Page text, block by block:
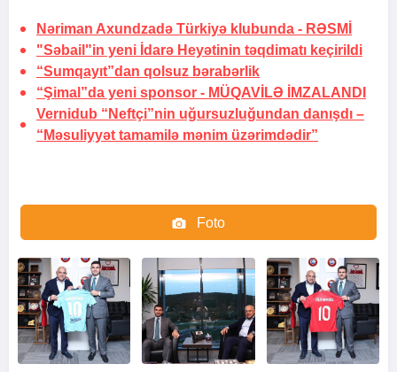
Nəriman Axundzadə Türkiyə klubunda - RƏSMİ
"Səbail"in yeni İdarə Heyətinin təqdimatı keçirildi
“Sumqayıt”dan qolsuz bərabərlik
“Şimal”da yeni sponsor - MÜQAVİLƏ İMZALANDI
Vernidub “Neftçi”nin uğursuzluğundan danışdı –
“Məsuliyyət tamamilə mənim üzərimdədir”
Foto
Video